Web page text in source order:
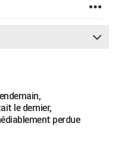
le dernier,
perdue